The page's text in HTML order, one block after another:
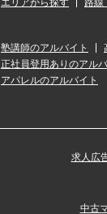
エリアから探す 路線
塾講師のアルバイト
正社員登用ありのアル
アパレルのアルバイト
求人広
中古